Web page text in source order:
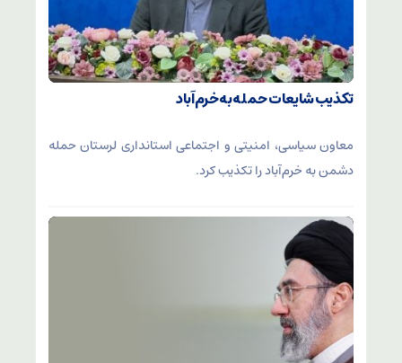
تکذیب شایعات حمله به خرم‌آباد
معاون سیاسی، امنیتی و اجتماعی استانداری لرستان حمله
دشمن به خرم‌آباد را تکذیب کرد.